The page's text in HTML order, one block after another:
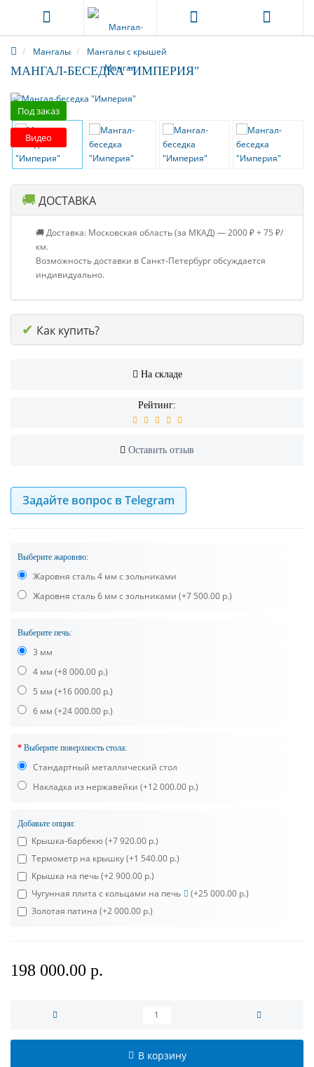
Мангалы Мангалы с крышей
МАНГАЛ-БЕСЕДКА "ИМПЕРИЯ"
Под заказ
Видео
🚚 ДОСТАВКА
🚚 Доставка: Московская область (за МКАД) — 2000 ₽ + 75 ₽/
км.
Возможность доставки в Санкт-Петербург обсуждается
индивидуально.
✔ Как купить?
На складе
Рейтинг:
Оставить отзыв
Задайте вопрос в Telegram
Выберите жаровню:
Жаровня сталь 4 мм с зольниками
Жаровня сталь 6 мм с зольниками (+7 500.00 р.)
Выберите печь:
3 мм
4 мм (+8 000.00 р.)
5 мм (+16 000.00 р.)
6 мм (+24 000.00 р.)
Выберите поверхность стола:
Стандартный металлический стол
Накладка из нержавейки (+12 000.00 р.)
Добавьте опции:
Крышка-барбекю(+7 920.00 р.)
Термометр на крышку(+1 540.00 р.)
Крышка на печь(+2 900.00 р.)
Чугунная плита с кольцами на печь
(+25 000.00 р.)
Золотая патина (+2 000.00 р.)
198 000.00 р.
В корзину